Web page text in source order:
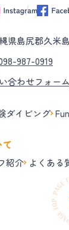
県島尻郡久米
987-0919
合わせフォーム
ダイビング
紹介 よくある